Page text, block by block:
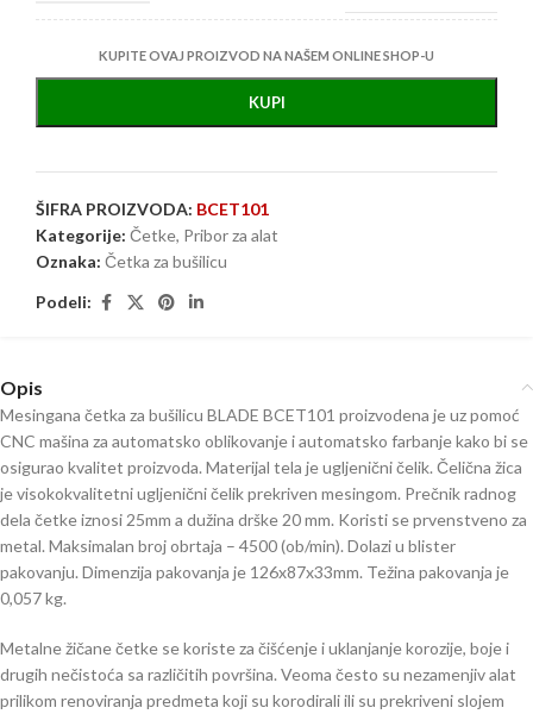
KUPITE OVAJ PROIZVOD NA NAŠEM ONLINE SHOP-U
KUPI
ŠIFRA PROIZVODA: BCET101
Kategorije: Četke, Pribor za alat
Oznaka: Četka za bušilicu
Podeli:
Opis
Mesingana četka za bušilicu BLADE BCET101 proizvodena je uz pomoć
CNC mašina za automatsko oblikovanje i automatsko farbanje kako bi se
osigurao kvalitet proizvoda. Materijal tela je ugljenični čelik. Čelična žica
je visokokvalitetni ugljenični čelik prekriven mesingom. Prečnik radnog
dela četke iznosi 25mm a dužina drške 20 mm. Koristi se prvenstveno za
metal. Maksimalan broj obrtaja – 4500 (ob/min). Dolazi u blister
pakovanju. Dimenzija pakovanja je 126x87x33mm. Težina pakovanja je
0,057 kg.
Metalne žičane četke se koriste za čišćenje i uklanjanje korozije, boje i
drugih nečistoća sa različitih površina. Veoma često su nezamenjiv alat
prilikom renoviranja predmeta koji su korodirali ili su prekriveni slojem